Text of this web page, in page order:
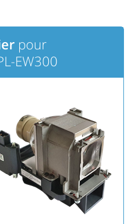
pour
EW300